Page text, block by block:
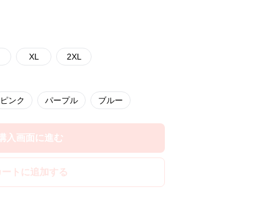
XL 2XL
ピンク パープル ブルー
購入画面に進む
ートに追加する